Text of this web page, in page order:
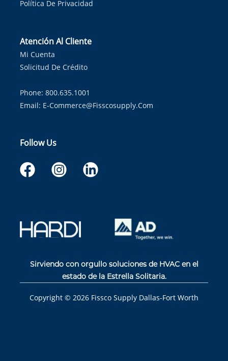
Política De Privacidad
Atención Al Cliente
Mi Cuenta
Solicitud De Crédito
Phone: 800.635.1001
Email: E-Commerce@fisscosupply.com
Follow Us
Sirviendo con orgullo soluciones de HVAC en el
estado de la Estrella Solitaria.
Copyright © 2026 Fissco Supply Dallas-Fort Worth